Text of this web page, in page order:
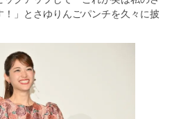
」とさゆりんごパンチを久々に披